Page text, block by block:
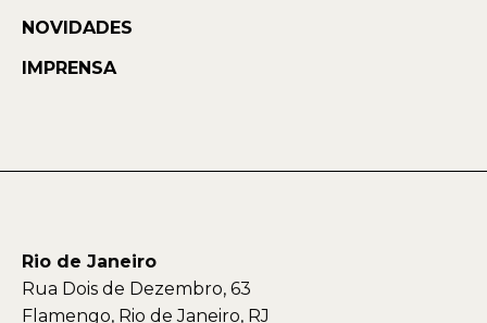
NOVIDADES
IMPRENSA
Rio de Janeiro
Rua Dois de Dezembro, 63
Flamengo, Rio de Janeiro, RJ